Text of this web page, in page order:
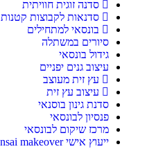
סדנה זוגית חוויתית
סדנאות לקבוצות קטנות
בונסאי למתחילים
סיורים במשתלה
גידול בונסאי
עיצוב גנים יפניים
עץ זית מעוצב
עיצוב עץ זית
סדנת גינון בוסנאי
פנסיון לבונסאי
מרכז שיקום לבונסאי
ייעוץ אישי bonsai makeover